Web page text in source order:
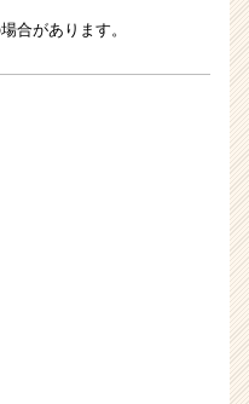
合があります。